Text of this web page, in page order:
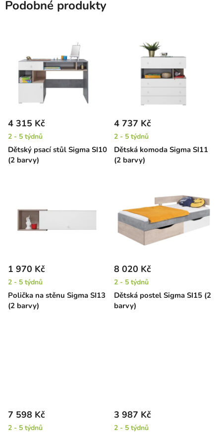
Podobné produkty
Dětský psací stůl Sigma SI10
(2 barvy)
4 315 Kč
2 - 5 týdnů
Dětská komoda Sigma SI11
(2 barvy)
4 737 Kč
2 - 5 týdnů
Polička na stěnu Sigma SI13
(2 barvy)
1 970 Kč
2 - 5 týdnů
Dětská postel Sigma SI15 (2
barvy)
8 020 Kč
2 - 5 týdnů
7 598 Kč
2 - 5 týdnů
3 987 Kč
2 - 5 týdnů